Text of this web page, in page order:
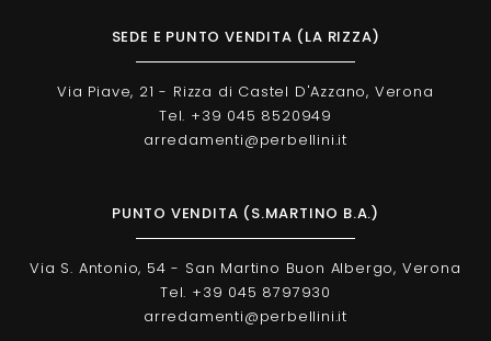
SEDE E PUNTO VENDITA (LA RIZZA)
Via Piave, 21 - Rizza di Castel D'Azzano, Verona
Tel. +39 045 8520949
arredamenti@perbellini.it
PUNTO VENDITA (S.MARTINO B.A.)
Via S. Antonio, 54 - San Martino Buon Albergo, Verona
Tel. +39 045 8797930
arredamenti@perbellini.it